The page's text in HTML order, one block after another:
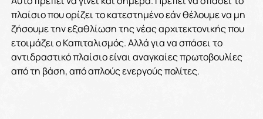
πλαίσιο που ορίζει το κατεστημένο εάν θέλουμε να μη
ζήσουμε την εξαθλίωση της νέας αρχιτεκτονικής που
ετοιμάζει ο Καπιταλισμός. Αλλά για να σπάσει το
αντιδραστικό πλαίσιο είναι αναγκαίες πρωτοβουλίες
από τη βάση, από απλούς ενεργούς πολίτες.